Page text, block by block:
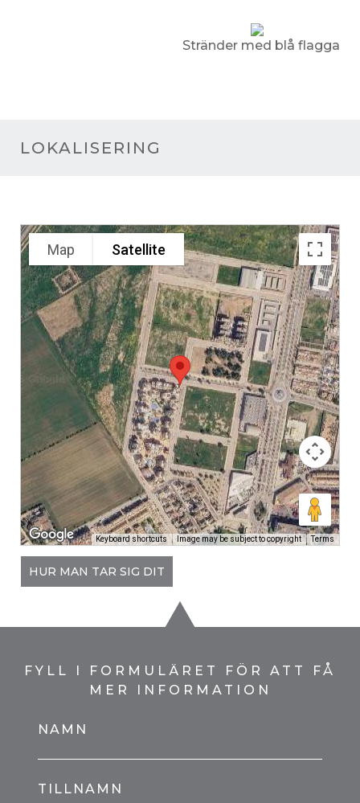
Stränder med blå flagga
LOKALISERING
Map Satellite
Keyboard shortcuts Image may be subject to copyright Terms
HUR MAN TAR SIG DIT
FYLL I FORMULÄRET FÖR ATT FÅ
MER INFORMATION
NAMN
TILLNAMN